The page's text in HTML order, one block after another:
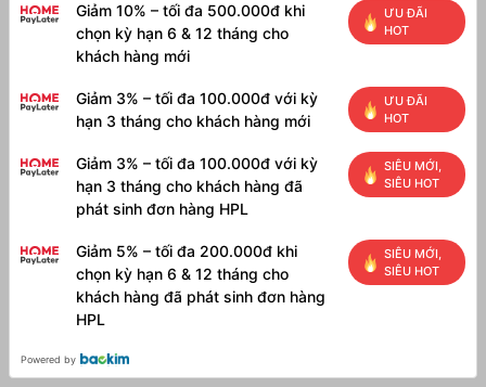
Giảm 10% – tối đa 500.000đ khi
chọn kỳ hạn 6 & 12 tháng cho
khách hàng mới
ƯU ĐÃI
HOT
Giảm 3% – tối đa 100.000đ với kỳ
hạn 3 tháng cho khách hàng mới
ƯU ĐÃI
HOT
Giảm 3% – tối đa 100.000đ với kỳ
hạn 3 tháng cho khách hàng đã
phát sinh đơn hàng HPL
SIÊU MỚI,
SIÊU HOT
Giảm 5% – tối đa 200.000đ khi
chọn kỳ hạn 6 & 12 tháng cho
khách hàng đã phát sinh đơn hàng
HPL
SIÊU MỚI,
SIÊU HOT
Powered by